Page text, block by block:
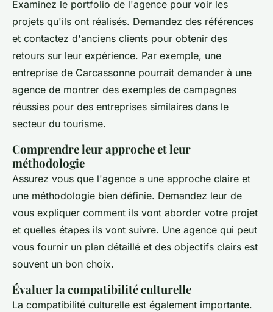
Examinez le portfolio de l'agence pour voir les
projets qu'ils ont réalisés. Demandez des références
et contactez d'anciens clients pour obtenir des
retours sur leur expérience. Par exemple, une
entreprise de Carcassonne pourrait demander à une
agence de montrer des exemples de campagnes
réussies pour des entreprises similaires dans le
secteur du tourisme.
Comprendre leur approche et leur
méthodologie
Assurez vous que l'agence a une approche claire et
une méthodologie bien définie. Demandez leur de
vous expliquer comment ils vont aborder votre projet
et quelles étapes ils vont suivre. Une agence qui peut
vous fournir un plan détaillé et des objectifs clairs est
souvent un bon choix.
Évaluer la compatibilité culturelle
La compatibilité culturelle est également importante.